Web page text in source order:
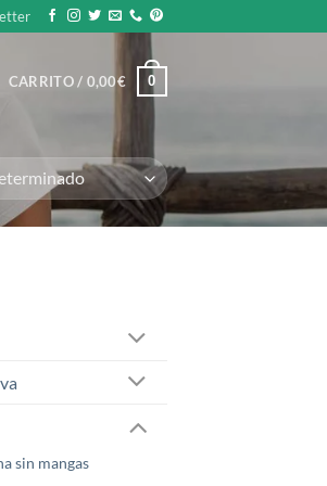
CARRITO / 0,00€ 0
sin mangas